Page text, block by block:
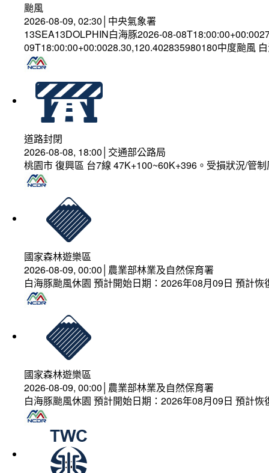
颱風
2026-08-09, 02:30│中央氣象署
13SEA13DOLPHIN白海豚2026-08-
09T18:00:00+00:0028.30,120.402835980180中度颱風
道路封閉
2026-08-08, 18:00│交通部公路局
桃園市 復興區 台7線 47K+100~60K+396。受損狀況/管
國家森林遊樂區
2026-08-09, 00:00│農業部林業及自然保育署
白海豚颱風休園 預計開始日期：2026年08月09日 預計
國家森林遊樂區
2026-08-09, 00:00│農業部林業及自然保育署
白海豚颱風休園 預計開始日期：2026年08月09日 預計